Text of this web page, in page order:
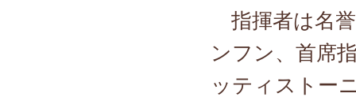
指揮者は名
ンフン、首席
ッティストー